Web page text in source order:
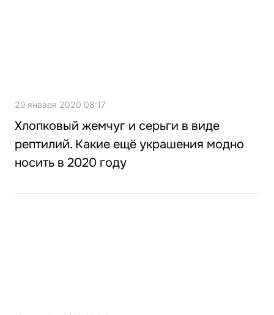
29 января 2020 08:17
Хлопковый жемчуг и серьги в виде
рептилий. Какие ещё украшения модно
носить в 2020 году